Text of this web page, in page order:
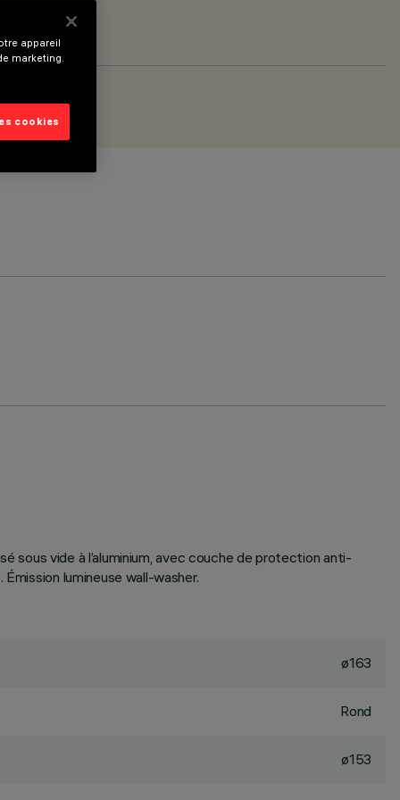
sous vide à l’aluminium, avec couche de protection anti-
lumineuse wall-washer.
ø163
Rond
ø153
appareil
marketing.
cookies